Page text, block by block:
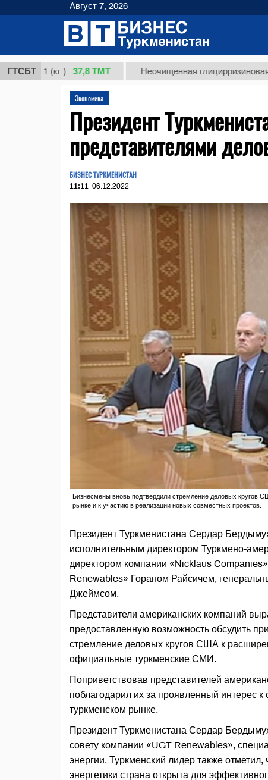
ГТСБТ
1 (кг.) 37,8 ТМТ Неочищенная глицирризиновая
Экономика
Президент
представителями
БИЗНЕС ТУРКМЕНИСТАН
11:11 06.12.2022
Бизнесмены вновь подтвердили стремление деловых кругов
рынке и к участию в реализации новых совместных проектов.
Президент Туркменистана Сердар
исполнительным директором Туркмено-
директором компании «Nicklaus
Renewables» Гораном Райсичем,
Джеймсом.
Представители американских компаний
предоставленную возможность обсудить
стремление деловых кругов США к
официальные туркменские СМИ.
Поприветствовав представителей
поблагодарил их за проявленный интерес
туркменском рынке.
Президент Туркменистана Сердар
совету компании «UGT Renewables»,
энергии. Туркменский лидер также
энергетики страна открыта для
Август 7, 2026